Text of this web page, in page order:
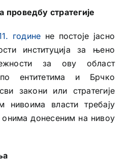
проведбу стратегије
године не постоје јасно
институција за њено
за ову област
ентитетима и Брчко
закони или стратегије
нивоима власти требају
онима донесеним на нивоу